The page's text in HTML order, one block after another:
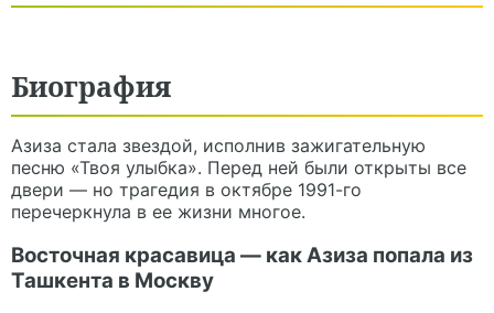
Биография
Азиза стала звездой, исполнив зажигательную
песню «Твоя улыбка». Перед ней были открыты все
двери — но трагедия в октябре 1991-го
перечеркнула в ее жизни многое.
Восточная красавица — как Азиза попала из
Ташкента в Москву